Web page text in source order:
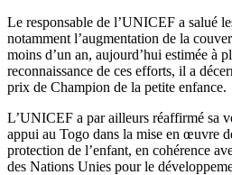
Le responsable de l’UNICEF a salué
notamment l’augmentation de la
moins d’un an, aujourd’hui estimée à
reconnaissance de ces efforts, il a
prix de Champion de la petite enfance.
L’UNICEF a par ailleurs réaffirmé sa
appui au Togo dans la mise en œuvre
protection de l’enfant, en cohérence
des Nations Unies pour le